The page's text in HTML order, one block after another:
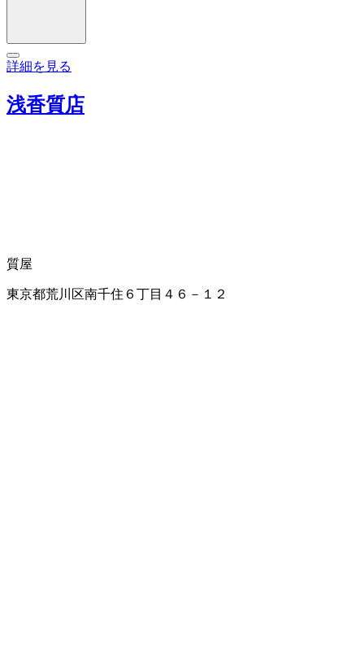
詳細を見る
浅香質店
質屋
東京都荒川区南千住６丁目４６－１２